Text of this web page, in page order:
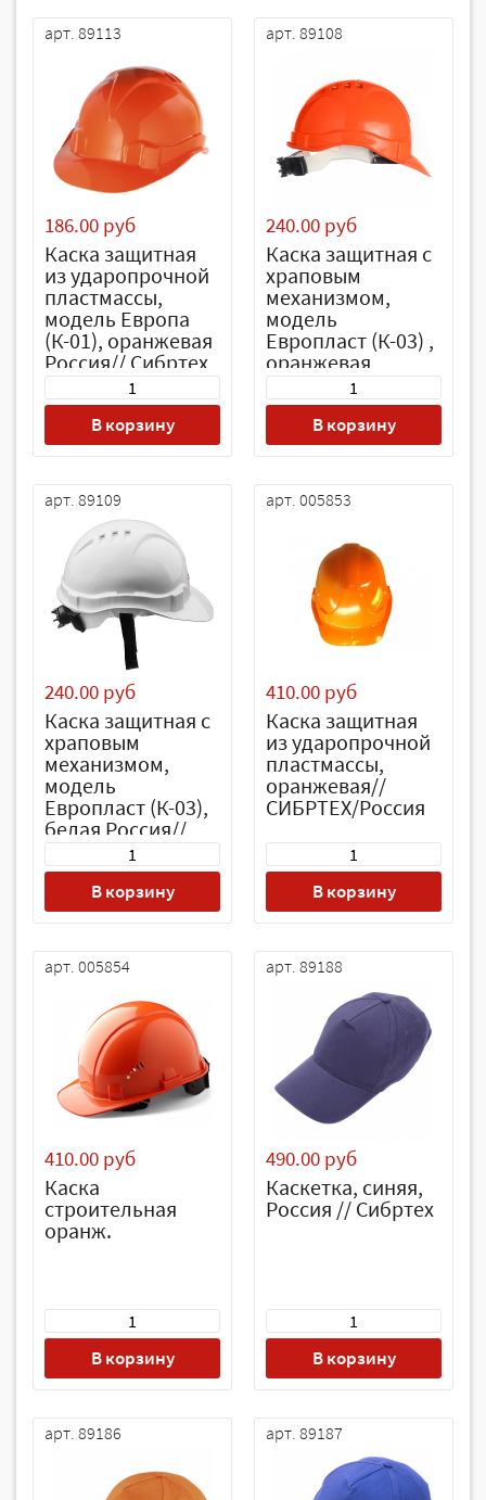
арт. 89113
186.00 руб
Каска защитная
из ударопрочной
пластмассы,
модель Европа
(К-01), оранжевая
Россия// Сибртех
В корзину
арт. 89108
240.00 руб
Каска защитная с
храповым
механизмом,
модель
Европласт (К-03) ,
оранжевая
Россия// Сибртех
В корзину
арт. 89109
240.00 руб
Каска защитная с
храповым
механизмом,
модель
Европласт (К-03),
белая Россия//
Сибртех
В корзину
арт. 005853
410.00 руб
Каска защитная
из ударопрочной
пластмассы,
оранжевая//
СИБРТЕХ/Россия
В корзину
арт. 005854
410.00 руб
Каска
строительная
оранж.
В корзину
арт. 89188
490.00 руб
Каскетка, синяя,
Россия // Сибртех
В корзину
арт. 89186 арт. 89187